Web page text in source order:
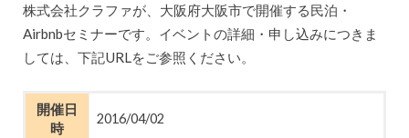
株式会社クラファが、大阪府大阪市で開催する民泊・
Airbnbセミナーです。イベントの詳細・申し込みにつきま
しては、下記URLをご参照ください。
開催日
時
2016/04/02